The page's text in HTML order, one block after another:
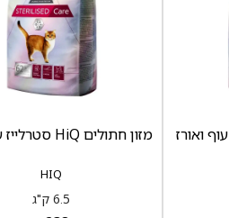
HIQ
מזון חתולים HiQ סטרלייז עוף ואורז
6.5 ק"ג